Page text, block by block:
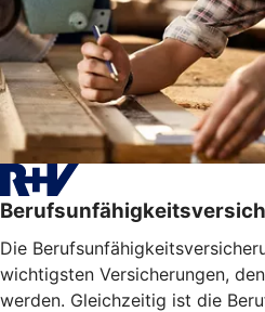
Die
wichtigsten Versicherungen,
werden. Gleichzeitig ist die